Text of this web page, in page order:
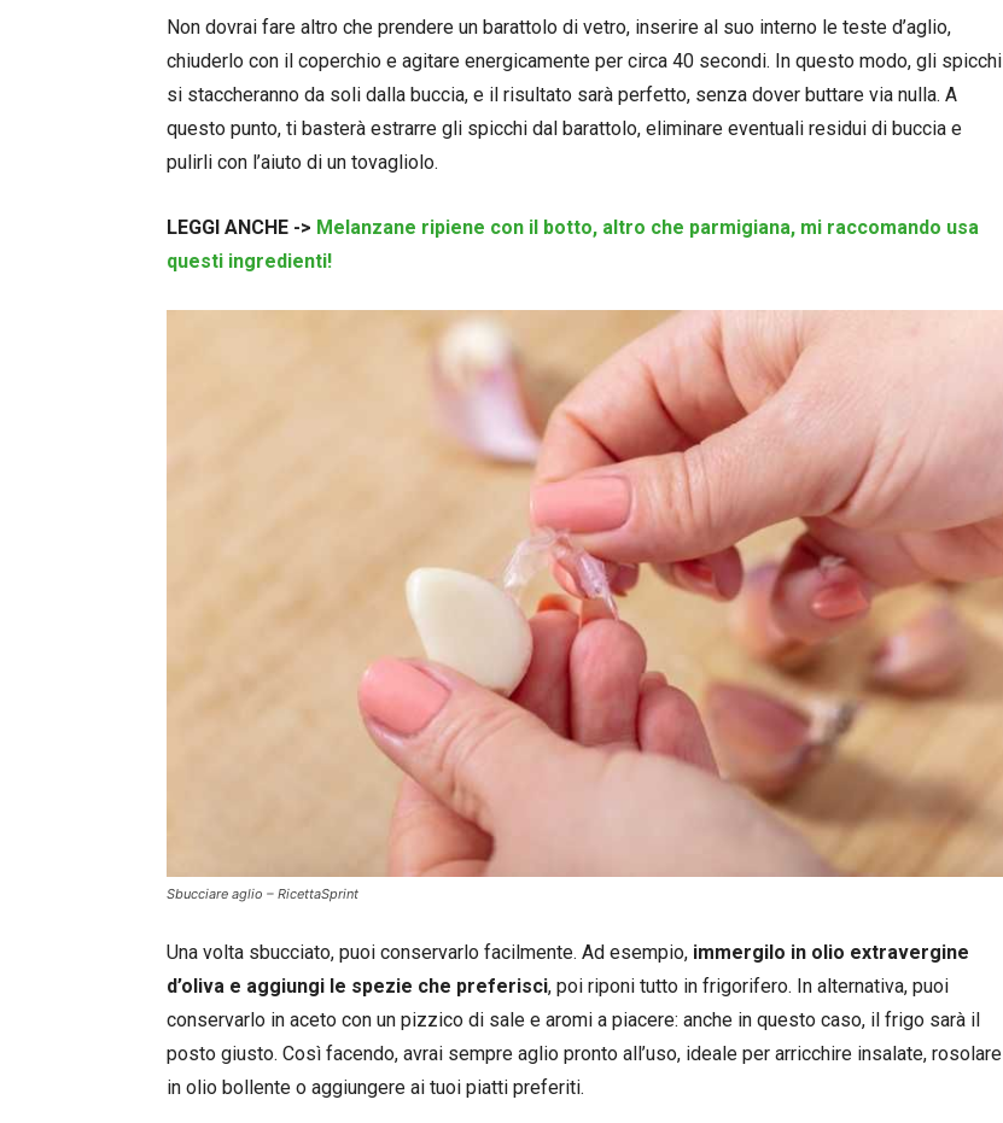
Non dovrai fare altro che prendere un barattolo di vetro, inserire al suo interno le teste d’aglio,
chiuderlo con il coperchio e agitare energicamente per circa 40 secondi. In questo modo, gli spicchi
si staccheranno da soli dalla buccia, e il risultato sarà perfetto, senza dover buttare via nulla. A
questo punto, ti basterà estrarre gli spicchi dal barattolo, eliminare eventuali residui di buccia e
pulirli con l’aiuto di un tovagliolo.
LEGGI ANCHE -> Melanzane ripiene con il botto, altro che parmigiana, mi raccomando usa
questi ingredienti!
Sbucciare aglio – RicettaSprint
Una volta sbucciato, puoi conservarlo facilmente. Ad esempio, immergilo in olio extravergine
d’oliva e aggiungi le spezie che preferisci, poi riponi tutto in frigorifero. In alternativa, puoi
conservarlo in aceto con un pizzico di sale e aromi a piacere: anche in questo caso, il frigo sarà il
posto giusto. Così facendo, avrai sempre aglio pronto all’uso, ideale per arricchire insalate, rosolare
in olio bollente o aggiungere ai tuoi piatti preferiti.